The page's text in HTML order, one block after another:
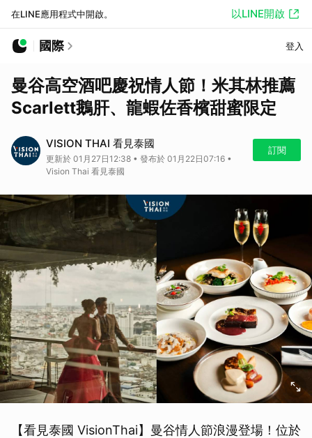
在LINE應用程式中開啟。 以LINE開啟
國際 登入
曼谷高空酒吧慶祝情人節！米其林推薦
Scarlett鵝肝、龍蝦佐香檳甜蜜限定
VISION THAI 看見泰國
更新於 01月27日12:38 • 發布於 01月22日07:16 •
Vision Thai 看見泰國
訂閱
【看見泰國 VisionThai】曼谷情人節浪漫登場！位於